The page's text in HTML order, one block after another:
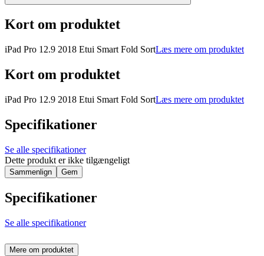
Kort om produktet
iPad Pro 12.9 2018 Etui Smart Fold SortLæs mere om produktet
Kort om produktet
iPad Pro 12.9 2018 Etui Smart Fold SortLæs mere om produktet
Specifikationer
Se alle specifikationer
Dette produkt er ikke tilgængeligt
Sammenlign Gem
Specifikationer
Se alle specifikationer
Mere om produktet